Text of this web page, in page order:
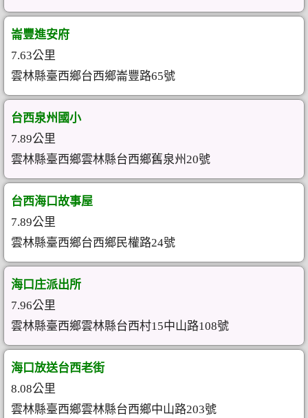
崙豐進安府
7.63公里
雲林縣臺西鄉台西鄉崙豐路65號
台西泉州國小
7.89公里
雲林縣臺西鄉雲林縣台西鄉舊泉州20號
台西海口故事屋
7.89公里
雲林縣臺西鄉台西鄉民權路24號
海口庄派出所
7.96公里
雲林縣臺西鄉雲林縣台西村15中山路108號
海口放送台西老街
8.08公里
雲林縣臺西鄉雲林縣台西鄉中山路203號